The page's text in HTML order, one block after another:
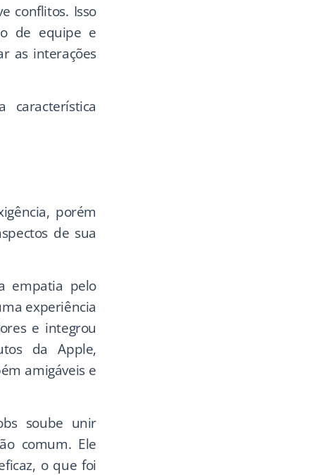
conflitos. Isso
de equipe e
as interações
porém
de sua
empatia pelo
experiência
e integrou
da Apple,
amigáveis e
soube unir
comum. Ele
o que foi